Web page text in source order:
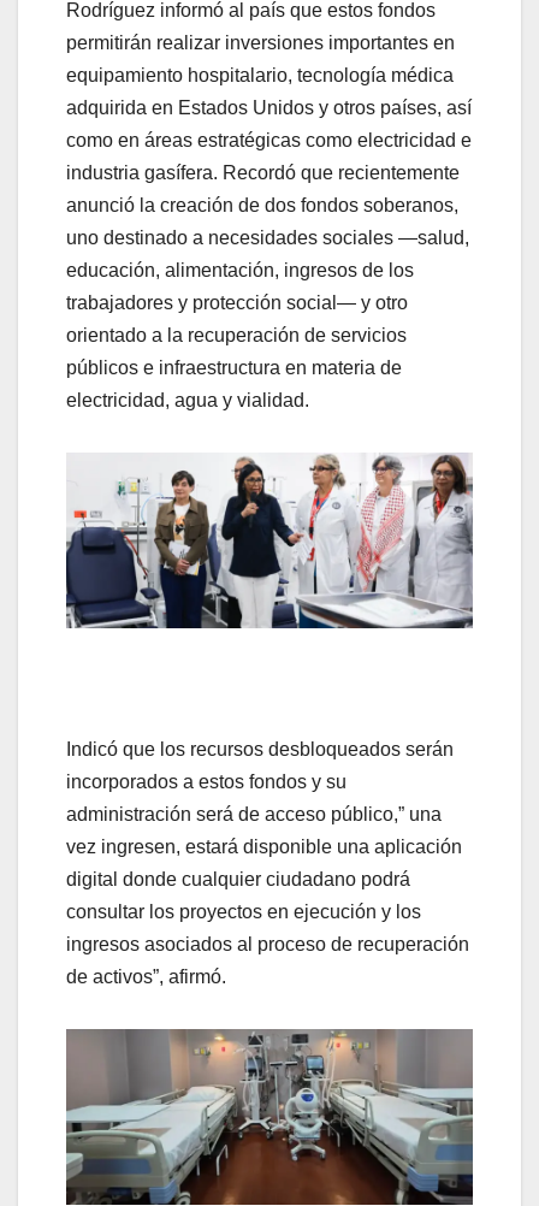
Rodríguez informó al país que estos fondos
permitirán realizar inversiones importantes en
equipamiento hospitalario, tecnología médica
adquirida en Estados Unidos y otros países, así
como en áreas estratégicas como electricidad e
industria gasífera. Recordó que recientemente
anunció la creación de dos fondos soberanos,
uno destinado a necesidades sociales —salud,
educación, alimentación, ingresos de los
trabajadores y protección social— y otro
orientado a la recuperación de servicios
públicos e infraestructura en materia de
electricidad, agua y vialidad.
Indicó que los recursos desbloqueados serán
incorporados a estos fondos y su
administración será de acceso público,” una
vez ingresen, estará disponible una aplicación
digital donde cualquier ciudadano podrá
consultar los proyectos en ejecución y los
ingresos asociados al proceso de recuperación
de activos”, afirmó.